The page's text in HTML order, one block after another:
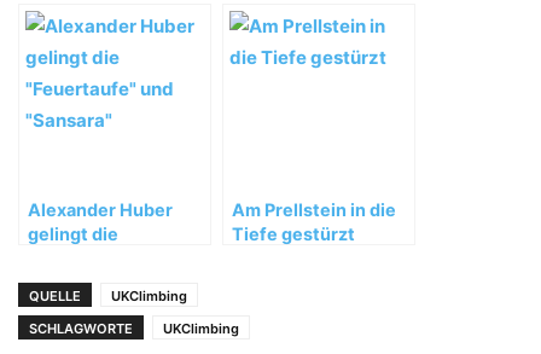
2012
Alexander Huber
gelingt die
„Sansara“
Am Prellstein in die
Tiefe gestürzt
QUELLE
UKClimbing
SCHLAGWORTE
UKClimbing